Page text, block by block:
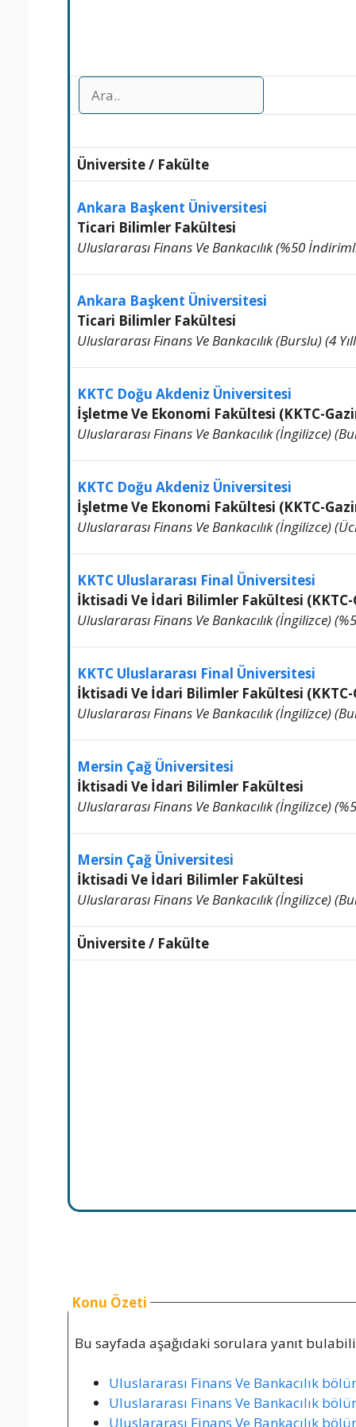
Üniversite/ Fakülte
Ankara Başkent Üniversitesi
Ticari Bilimler Fakültesi
Uluslararası Finans Ve Bankacılık (%50
Ankara Başkent Üniversitesi
Ticari Bilimler Fakültesi
Uluslararası Finans Ve Bankacılık (Burslu) (4
KKTC Doğu Akdeniz Üniversitesi
İşletme Ve Ekonomi Fakültesi (KKTC-
Uluslararası Finans Ve Bankacılık (İngilizce)
KKTC Doğu Akdeniz Üniversitesi
İşletme Ve Ekonomi Fakültesi (KKTC-
Uluslararası Finans Ve Bankacılık (İngilizce)
KKTC Uluslararası Final Üniversitesi
İktisadi Ve İdari Bilimler Fakültesi (KKTC-
Uluslararası Finans Ve Bankacılık (İngilizce)
KKTC Uluslararası Final Üniversitesi
İktisadi Ve İdari Bilimler Fakültesi (KKTC-
Uluslararası Finans Ve Bankacılık (İngilizce)
Mersin Çağ Üniversitesi
İktisadi Ve İdari Bilimler Fakültesi
Uluslararası Finans Ve Bankacılık (İngilizce)
Mersin Çağ Üniversitesi
İktisadi Ve İdari Bilimler Fakültesi
Uluslararası Finans Ve Bankacılık (İngilizce)
Üniversite / Fakülte
Konu Özeti
Bu sayfada aşağıdaki sorulara yanıt
Uluslararası Finans Ve Bankacılık
Uluslararası Finans Ve Bankacılık
Uluslararası Finans Ve Bankacılık